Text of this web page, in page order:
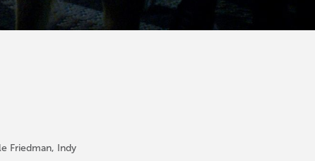
Friedman, Indy